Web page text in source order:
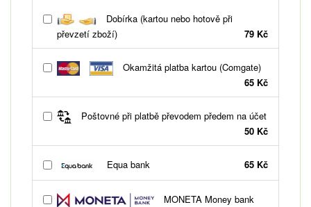
Dobírka (kartou nebo hotově při
převzetí zboží)
79 Kč
Okamžitá platba kartou (Comgate)
65 Kč
Poštovné při platbě převodem předem na účet
50 Kč
Equa bank 65 Kč
MONETA Money bank